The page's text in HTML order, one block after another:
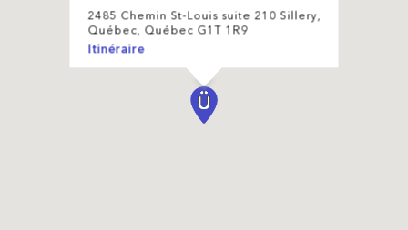
2485 Chemin St-Louis suite 210 Sillery,
Québec, Québec G1T 1R9
Itinéraire